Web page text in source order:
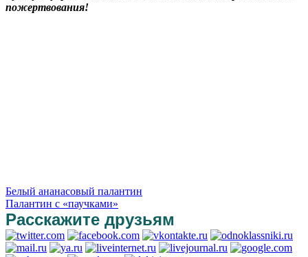
пожертвования!
Белый ананасовый палантин
Палантин с «паучками»
Расскажите друзьям